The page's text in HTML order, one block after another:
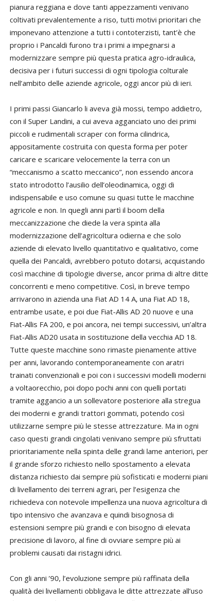
pianura reggiana e dove tanti appezzamenti venivano
coltivati prevalentemente a riso, tutti motivi prioritari che
imponevano attenzione a tutti i contoterzisti, tant’è che
proprio i Pancaldi furono tra i primi a impegnarsi a
modernizzare sempre più questa pratica agro-idraulica,
decisiva per i futuri successi di ogni tipologia colturale
nell’ambito delle aziende agricole, oggi ancor più di ieri.
I primi passi Giancarlo li aveva già mossi, tempo addietro,
con il Super Landini, a cui aveva agganciato uno dei primi
piccoli e rudimentali scraper con forma cilindrica,
appositamente costruita con questa forma per poter
caricare e scaricare velocemente la terra con un
“meccanismo a scatto meccanico”, non essendo ancora
stato introdotto l’ausilio dell’oleodinamica, oggi di
indispensabile e uso comune su quasi tutte le macchine
agricole e non. In quegli anni partì il boom della
meccanizzazione che diede la vera spinta alla
modernizzazione dell’agricoltura odierna e che solo
aziende di elevato livello quantitativo e qualitativo, come
quella dei Pancaldi, avrebbero potuto dotarsi, acquistando
così macchine di tipologie diverse, ancor prima di altre ditte
concorrenti e meno competitive. Così, in breve tempo
arrivarono in azienda una Fiat AD 14 A, una Fiat AD 18,
entrambe usate, e poi due Fiat-Allis AD 20 nuove e una
Fiat-Allis FA 200, e poi ancora, nei tempi successivi, un’altra
Fiat-Allis AD20 usata in sostituzione della vecchia AD 18.
Tutte queste macchine sono rimaste pienamente attive
per anni, lavorando contemporaneamente con aratri
trainati convenzionali e poi con i successivi modelli moderni
a voltaorecchio, poi dopo pochi anni con quelli portati
tramite aggancio a un sollevatore posteriore alla stregua
dei moderni e grandi trattori gommati, potendo così
utilizzarne sempre più le stesse attrezzature. Ma in ogni
caso questi grandi cingolati venivano sempre più sfruttati
prioritariamente nella spinta delle grandi lame anteriori, per
il grande sforzo richiesto nello spostamento a elevata
distanza richiesto dai sempre più sofisticati e moderni piani
di livellamento dei terreni agrari, per l’esigenza che
richiedeva con notevole impellenza una nuova agricoltura di
tipo intensivo che avanzava e quindi bisognosa di
estensioni sempre più grandi e con bisogno di elevata
precisione di lavoro, al fine di ovviare sempre più ai
problemi causati dai ristagni idrici.
Con gli anni ’90, l’evoluzione sempre più raffinata della
qualità dei livellamenti obbligava le ditte attrezzate all’uso